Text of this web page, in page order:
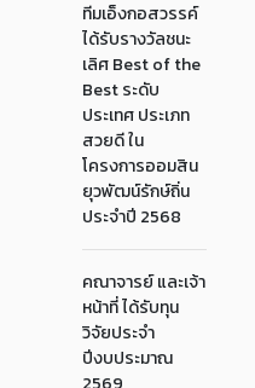
ทีมเอ็งกอสวรรค์
ได้รับรางวัลชนะ
เลิศ Best of the
Best ระดับ
ประเทศ ประเภท
สวยดี ใน
โครงการออมสิน
ยุวพัฒน์รักษ์ถิ่น
ประจำปี 2568
คณาจารย์ และเจ้า
หน้าที่ ได้รับทุน
วิจัยประจำ
ปีงบประมาณ